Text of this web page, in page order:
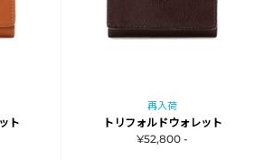
ト
再入荷
トリフォルドウォレット
¥52,800 -